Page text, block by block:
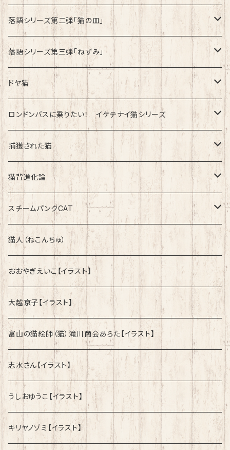
綿100%ノーマルタイプ
速乾ドライタイプ
落語シリーズ第二弾「猫の皿」
速乾ドライタイプ
落語シリーズ第三弾「ねずみ」
速乾ドライタイプ
ドヤ猫
綿100%ノーマルタイプ
ロンドンバスに乗りたい！ イケテナイ猫シリーズ
綿100％ノーマルタイプ
速乾ドライタイプ
捕獲された猫
速乾ドライタイプ
綿100%ノーマルタイプ
猫背進化論
速乾ドライタイプ
綿100%ノーマルタイプ
スチームパンクCAT
綿100%ノーマルタイプ
猫人（ねこんちゅ）
おおやぎえいこ【イラスト】
大越京子【イラスト】
富山の猫絵師（猫）滝川商会あらた【イラスト】
志水さん【イラスト】
うしおゆうこ【イラスト】
キリヤノゾミ【イラスト】